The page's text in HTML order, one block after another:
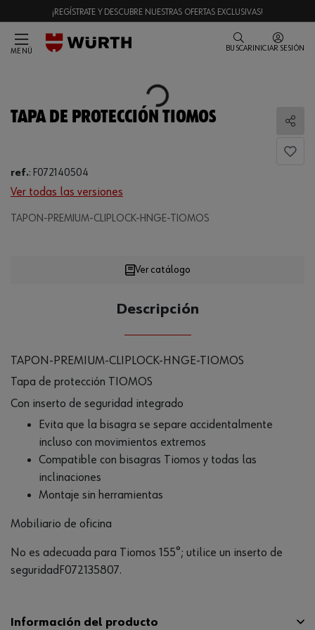
¡REGÍSTRATE Y DESCUBRE NUESTRAS OFERTAS EXCLUSIVAS!
MENÚ BUSCAR INICIAR SESIÓN
Loading...
TAPA DE PROTECCIÓN TIOMOS
ref.: F072140504
Ver todas las versiones
TAPON-PREMIUM-CLIPLOCK-HNGE-TIOMOS
Loading...
Ver catálogo
Descripción
TAPON-PREMIUM-CLIPLOCK-HNGE-TIOMOS
Tapa de protección TIOMOS
Con inserto de seguridad integrado
Evita que la bisagra se separe accidentalmente
incluso con movimientos extremos
Compatible con bisagras Tiomos y todas las
inclinaciones
Montaje sin herramientas
Mobiliario de oficina
No es adecuada para Tiomos 155°; utilice un inserto de
seguridadF072135807.
Información del producto